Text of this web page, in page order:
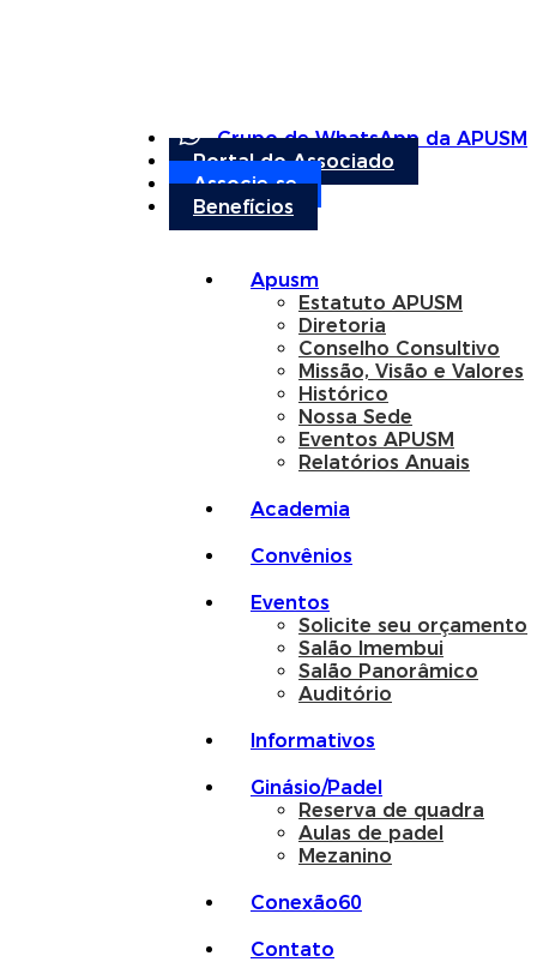
Grupo de WhatsApp da APUSM
Portal do Associado
Associe-se
Benefícios
Apusm
Estatuto APUSM
Diretoria
Conselho Consultivo
Missão, Visão e Valores
Histórico
Nossa Sede
Eventos APUSM
Relatórios Anuais
Academia
Convênios
Eventos
Solicite seu orçamento
Salão Imembui
Salão Panorâmico
Auditório
Informativos
Ginásio/Padel
Reserva de quadra
Aulas de padel
Mezanino
Conexão60
Contato